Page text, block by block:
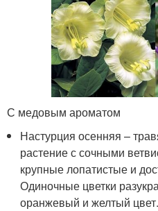
С медовым ароматом
Настурция осенняя –
растение с сочными
крупные лопатистые и
Одиночные цветки
оранжевый и желтый цвет.